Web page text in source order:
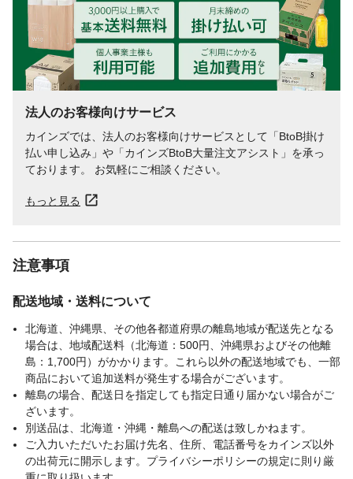
法人のお客様向けサービス
カインズでは、法人のお客様向けサービスとして「BtoB掛け
払い申し込み」や「カインズBtoB大量注文アシスト」を承っ
ております。 お気軽にご相談ください。
もっと見る
注意事項
配送地域・送料について
北海道、沖縄県、その他各都道府県の離島地域が配送先となる
場合は、地域配送料（北海道：500円、沖縄県およびその他離
島：1,700円）がかかります。これら以外の配送地域でも、一部
商品において追加送料が発生する場合がございます。
離島の場合、配送日を指定しても指定日通り届かない場合がご
ざいます。
別送品は、北海道・沖縄・離島への配送は致しかねます。
ご入力いただいたお届け先名、住所、電話番号をカインズ以外
の出荷元に開示します。プライバシーポリシーの規定に則り厳